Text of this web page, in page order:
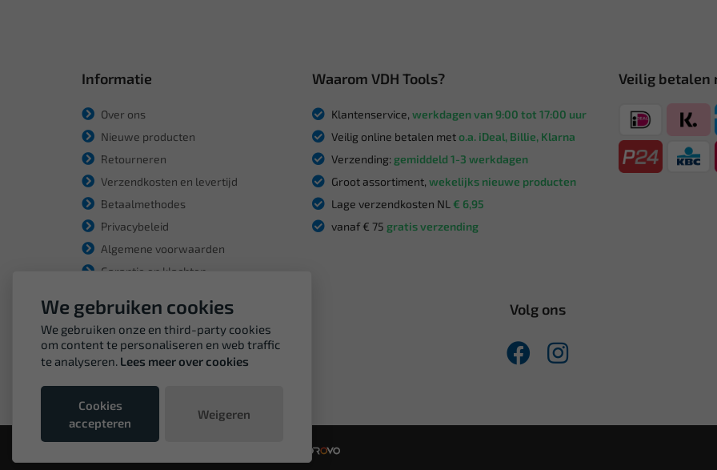
Informatie
Over ons
Nieuwe producten
Retourneren
Verzendkosten en levertijd
Betaalmethodes
Privacybeleid
Algemene voorwaarden
Garantie en klachten
Waarom VDH Tools?
Klantenservice, werkdagen van 9:00 tot 17:00 uur
Veilig online betalen meto.a. iDeal, Billie, Klarna
Verzending: gemiddeld 1-3 werkdagen
Groot assortiment, wekelijks nieuwe producten
Lage verzendkosten NL € 6,95
vanaf € 75 gratis verzending
Veilig betalen
Volg ons
We gebruiken cookies
We gebruiken onze en third-party cookies
om content te personaliseren en web traffic
te analyseren. Lees meer over cookies
Cookies
accepteren
Weigeren